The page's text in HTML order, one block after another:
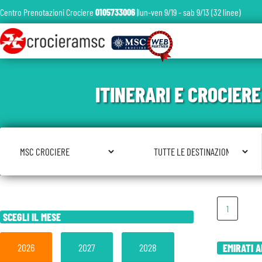
1
EMIRATI
SCEGLI IL MESE
2026 2027 2028
ITINERARI E
Centro Prenotazioni Crociere 0105733006|lun-ven 9/19 - sab 9/13 (32 linee)